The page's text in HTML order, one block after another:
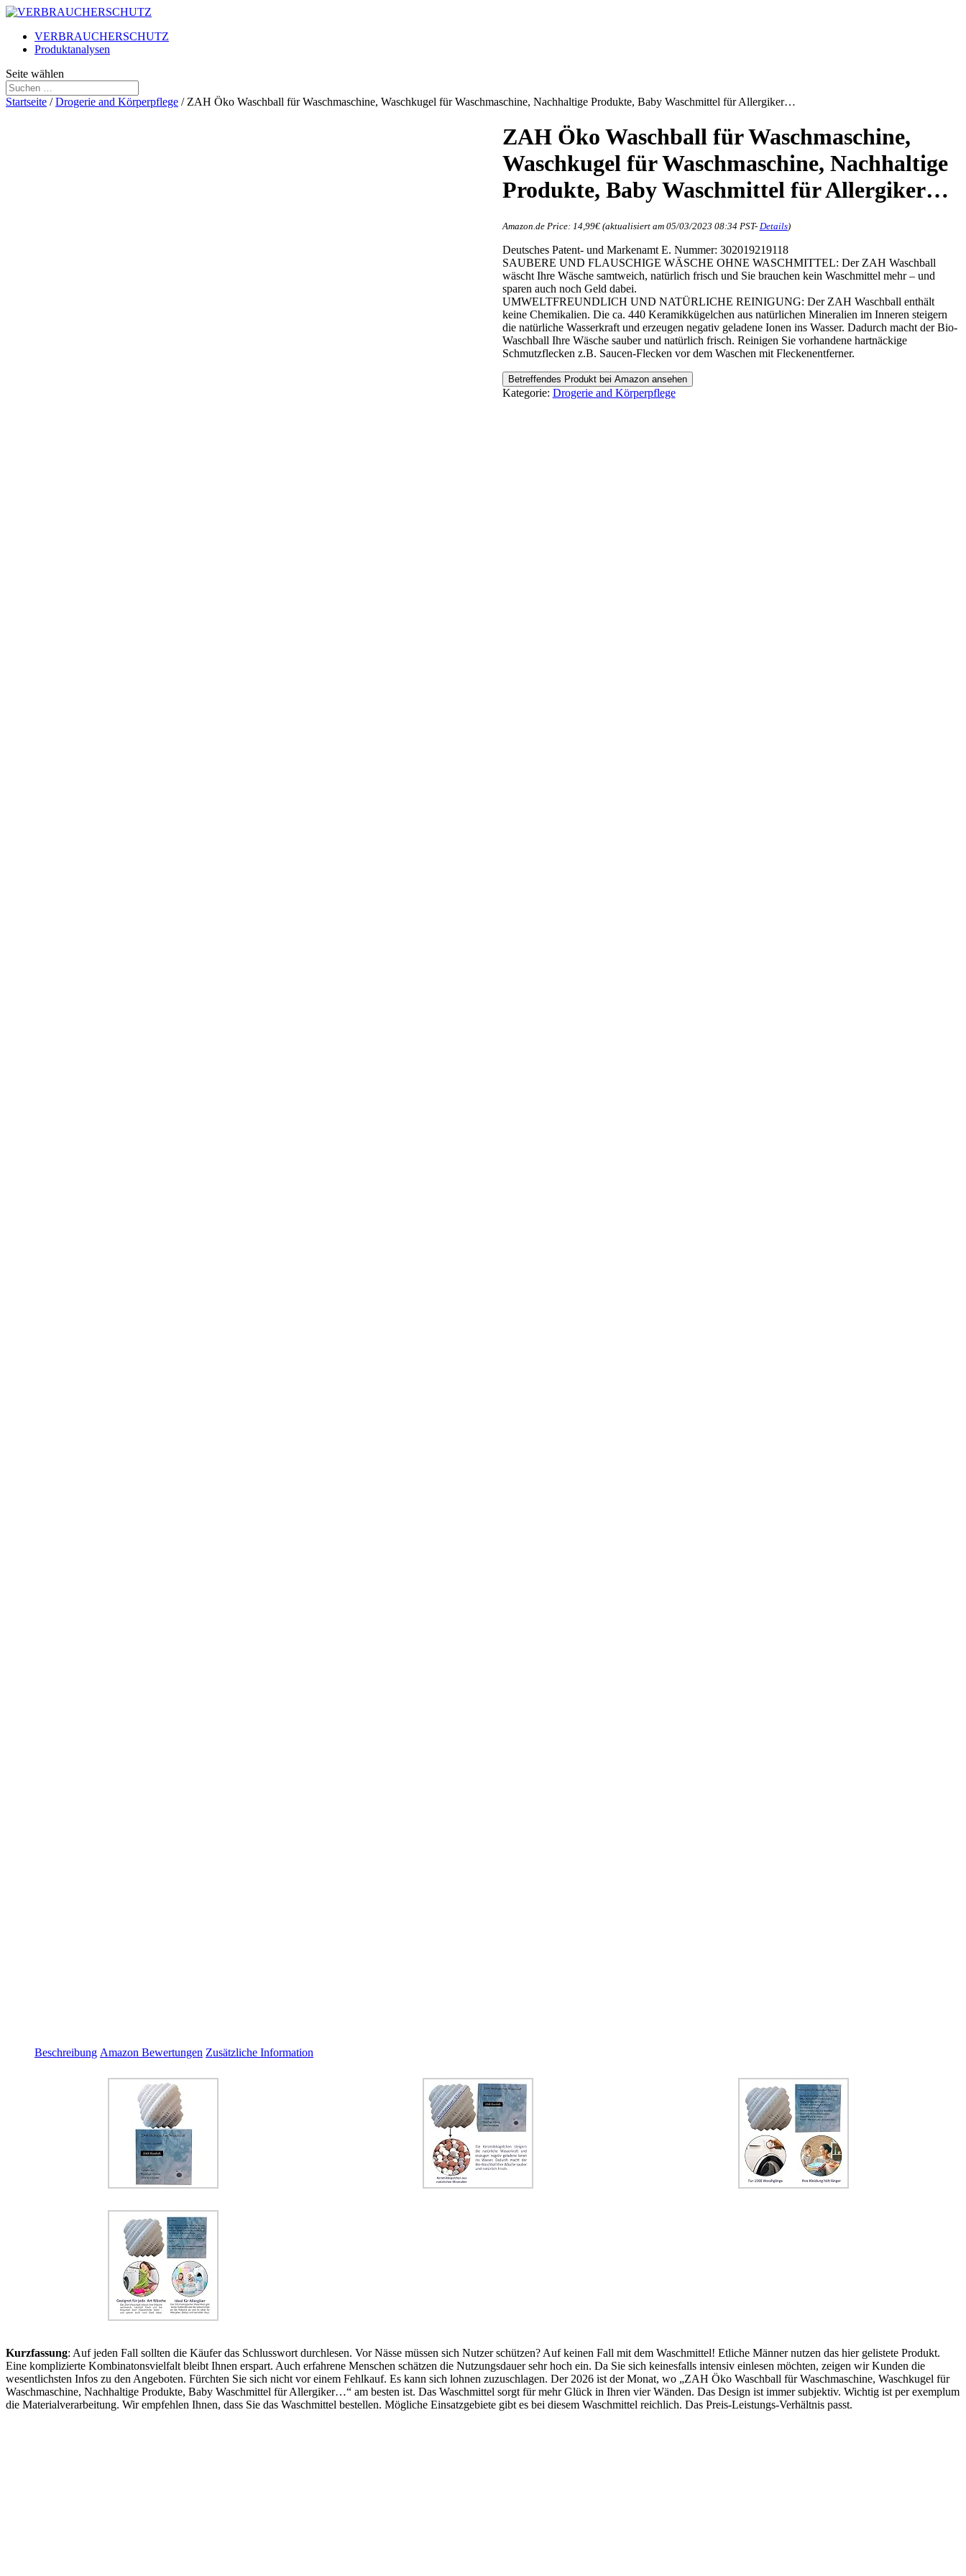
VERBRAUCHERSCHUTZ
Produktanalysen
Seite wählen
Startseite /Drogerie and Körperpflege / ZAH Öko Waschball für Waschmaschine, Waschkugel für Waschmaschine, Nachhaltige Produkte, Baby Waschmittel für Allergiker…
ZAH Öko Waschball für Waschmaschine,
Waschkugel für Waschmaschine, Nachhaltige
Produkte, Baby Waschmittel für Allergiker…
Amazon.de Price: 14,99€(aktualisiert am 05/03/2023 08:34 PST- Details)
Deutsches Patent- und Markenamt E. Nummer: 302019219118
SAUBERE UND FLAUSCHIGE WÄSCHE OHNE WASCHMITTEL: Der ZAH Waschball
wäscht Ihre Wäsche samtweich, natürlich frisch und Sie brauchen kein Waschmittel mehr – und
sparen auch noch Geld dabei.
UMWELTFREUNDLICH UND NATÜRLICHE REINIGUNG: Der ZAH Waschball enthält
keine Chemikalien. Die ca. 440 Keramikkügelchen aus natürlichen Mineralien im Inneren steigern
die natürliche Wasserkraft und erzeugen negativ geladene Ionen ins Wasser. Dadurch macht der Bio-
Waschball Ihre Wäsche sauber und natürlich frisch. Reinigen Sie vorhandene hartnäckige
Schmutzflecken z.B. Saucen-Flecken vor dem Waschen mit Fleckenentferner.
Betreffendes Produkt bei Amazon ansehen
Kategorie: Drogerie and Körperpflege
Beschreibung Amazon Bewertungen Zusätzliche Information
Kurzfassung: Auf jeden Fall sollten die Käufer das Schlusswort durchlesen. Vor Nässe müssen sich Nutzer schützen? Auf keinen Fall mit dem Waschmittel! Etliche Männer nutzen das hier gelistete Produkt.
Eine komplizierte Kombinatonsvielfalt bleibt Ihnen erspart. Auch erfahrene Menschen schätzen die Nutzungsdauer sehr hoch ein. Da Sie sich keinesfalls intensiv einlesen möchten, zeigen wir Kunden die
wesentlichsten Infos zu den Angeboten. Fürchten Sie sich nicht vor einem Fehlkauf. Es kann sich lohnen zuzuschlagen. Der 2026 ist der Monat, wo „ZAH Öko Waschball für Waschmaschine, Waschkugel für
Waschmaschine, Nachhaltige Produkte, Baby Waschmittel für Allergiker…“ am besten ist. Das Waschmittel sorgt für mehr Glück in Ihren vier Wänden. Das Design ist immer subjektiv. Wichtig ist per exemplum
die Materialverarbeitung. Wir empfehlen Ihnen, dass Sie das Waschmittel bestellen. Mögliche Einsatzgebiete gibt es bei diesem Waschmittel reichlich. Das Preis-Leistungs-Verhältnis passt.